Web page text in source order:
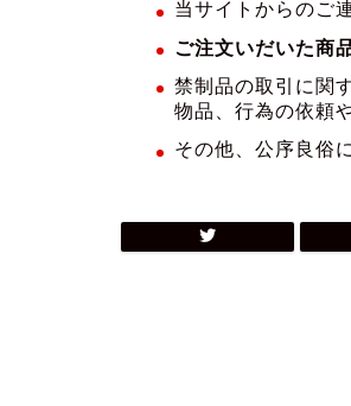
当サイトからのご
ご注文いだいた商
禁制品の取引に関
物品、行為の依頼
その他、公序良俗